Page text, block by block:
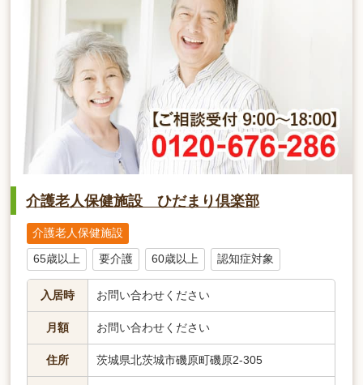
介護老人保健施設 ひだまり倶楽部
介護老人保健施設
65歳以上 要介護 60歳以上 認知症対象
入居時 お問い合わせください
月額 お問い合わせください
住所 茨城県北茨城市磯原町磯原2-305